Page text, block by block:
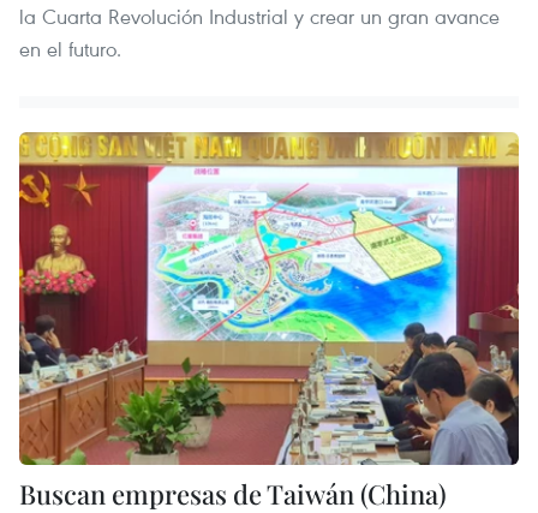
la Cuarta Revolución Industrial y crear un gran avance
en el futuro.
Buscan empresas de Taiwán (China)